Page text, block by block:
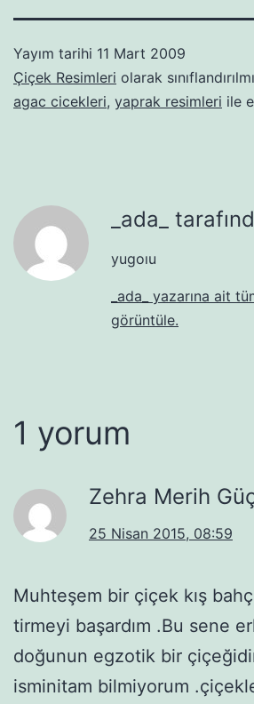
Yayım tarihi 11 Mart 2009
Çiçek Resimleri olarak
agac cicekleri, yaprak resimleri ile
_ada_
yugoıu
_ada_ yazarına ait
görüntüle.
1 yorum
Zehra Merih
25 Nisan 2015, 08:59
Muhteşem bir çiçek kış
tirmeyi başardım .Bu sene
doğunun egzotik bir
isminitam bilmiyorum